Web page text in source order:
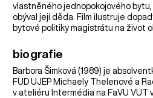
vlastněného jednopokojového
obýval její děda. Film ilustruje
bytové politiky magistrátu na život
biografie
Barbora Šimková (1989) je
FUD UJEP Michaely Thelenové a
v ateliéru Intermédia na FaVU VUT